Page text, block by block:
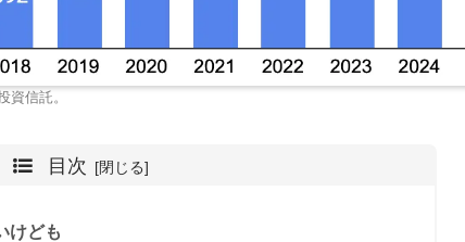
資信託。
目次
けども